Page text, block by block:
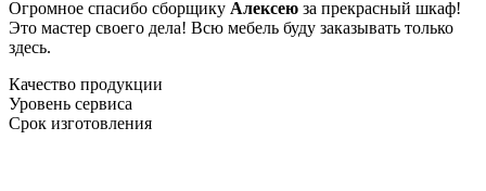
Огромное спасибо сборщику Алексею за прекрасный шкаф!
Это мастер своего дела! Всю мебель буду заказывать только
здесь.
Качество продукции
Уровень сервиса
Срок изготовления